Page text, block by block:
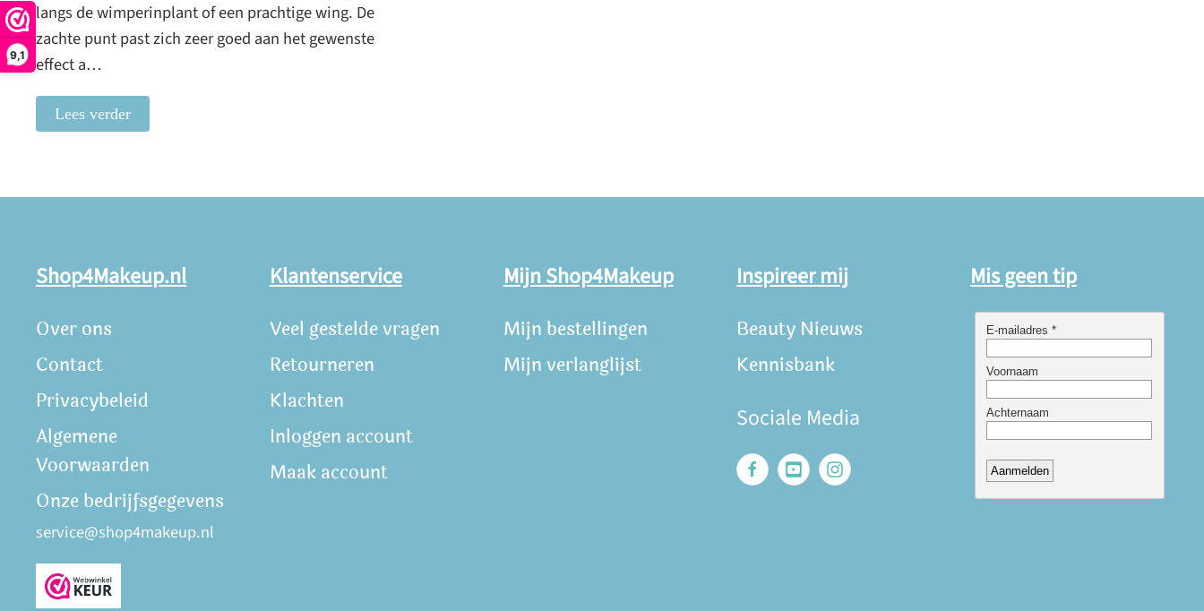
9,1
langs de wimperinplant of een prachtige wing. De
zachte punt past zich zeer goed aan het gewenste
effect a…
Lees verder
Shop4Makeup.nl
Over ons
Contact
Privacybeleid
Algemene
Voorwaarden
Onze bedrijfsgegevens
service@shop4makeup.nl
Klantenservice
Veel gestelde vragen
Retourneren
Klachten
Inloggen account
Maak account
Mijn Shop4Makeup
Mijn bestellingen
Mijn verlanglijst
Inspireer mij
Beauty Nieuws
Kennisbank
Sociale Media
Mis geen tip